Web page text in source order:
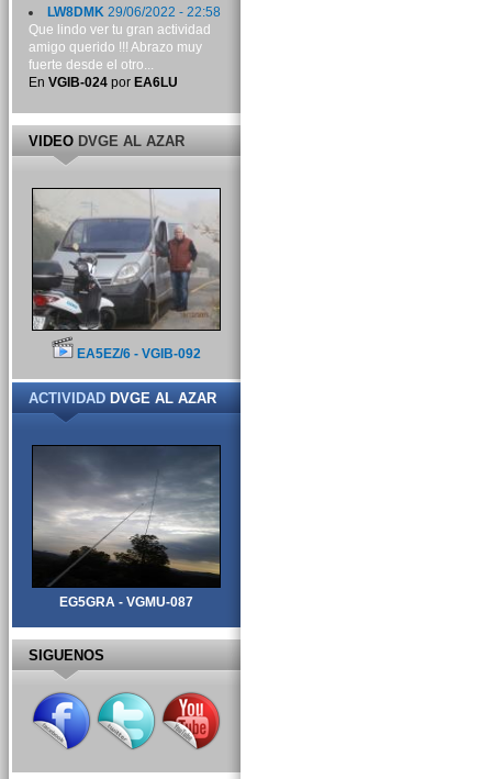
LW8DMK29/06/2022 - 22:58
Que lindo ver tu gran actividad
amigo querido !!! Abrazo muy
fuerte desde el otro...
En VGIB-024por EA6LU
VIDEODVGE AL AZAR
EA5EZ/6 - VGIB-092
ACTIVIDADDVGE AL AZAR
EG5GRA - VGMU-087
SIGUENOS